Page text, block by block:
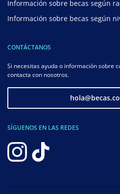
Información sobre becas según
Información sobre becas según
CONTÁCTANOS
Si necesitas ayuda o información sobre
contacta con nosotros.
SÍGUENOS EN LAS REDES